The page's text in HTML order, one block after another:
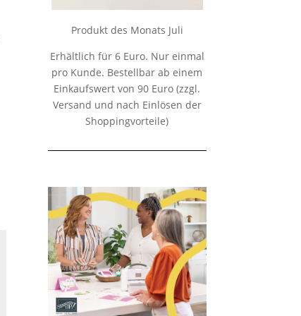
Produkt des Monats Juli
Erhältlich für 6 Euro. Nur einmal
pro Kunde. Bestellbar ab einem
Einkaufswert von 90 Euro (zzgl.
Versand und nach Einlösen der
Shoppingvorteile)